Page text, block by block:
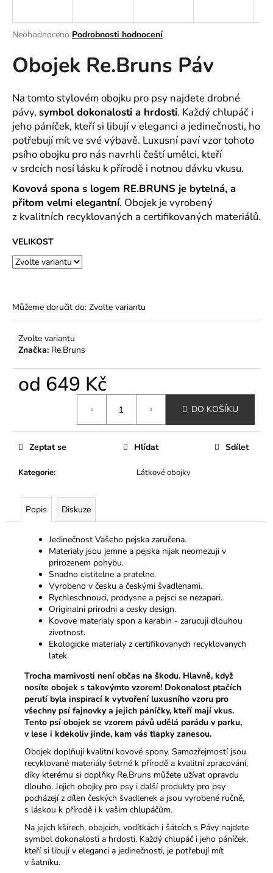
Průměrné
produktu
je
z
5
hvězdiček.
Neohodnoceno Podrobnosti hodnocení
Obojek Re.Bruns Páv
Na tomto stylovém obojku pro psy najdete drobné
pávy, symbol dokonalosti a hrdosti. Každý chlupáč i
jeho páníček, kteří si libují v eleganci a jedinečnosti, ho
potřebují mít ve své výbavě. Luxusní paví vzor tohoto
psího obojku pro nás navrhli čeští umělci, kteří
v srdcích nosí lásku k přírodě i notnou dávku vkusu.
Kovová spona s logem RE.BRUNS je bytelná, a
přitom velmi elegantní. Obojek je vyrobený
z kvalitních recyklovaných a certifikovaných materiálů.
VELIKOST
Můžeme doručit do: Zvolte variantu
Zvolte variantu
Značka: Re.Bruns
od 649 Kč
DO KOŠÍKU
Kategorie: Látkové obojky
Zeptat se Hlídat Sdílet
Popis Diskuze
Jedinečnost Vašeho pejska zaručena.
Materialy jsou jemne a pejska nijak neomezuji v
prirozenem pohybu.
Snadno cistitelne a pratelne.
Vyrobeno v česku a českými švadlenami.
Rychleschnouci, prodysne a pejsci se nezapari.
Originalni prirodni a cesky design.
Kovove materialy spon a karabin - zarucuji dlouhou
zivotnost.
Ekologicke materialy z certifikovanych recyklovanych
latek.
Trocha marnivosti není občas na škodu. Hlavně, když
nosíte obojek s takovýmto vzorem! Dokonalost ptačích
perutí byla inspirací k vytvoření luxusního vzoru pro
všechny psí fajnovky a jejich páníčky, kteří mají vkus.
Tento psí obojek se vzorem pávů udělá parádu v parku,
v lese i kdekoliv jinde, kam vás tlapky zanesou.
Obojek doplňují kvalitní kovové spony. Samozřejmostí jsou
recyklované materiály šetrné k přírodě a kvalitní zpracování,
díky kterému si doplňky Re.Bruns můžete užívat opravdu
dlouho. Jejich obojky pro psy i další produkty pro psy
pocházejí z dílen českých švadlenek a jsou vyrobené ručně,
s láskou k přírodě i k vašim chlupáčům.
Na jejich kšírech, obojcích, vodítkách i šátcích s Pávy najdete
symbol dokonalosti a hrdosti. Každý chlupáč i jeho páníček,
kteří si libují v eleganci a jedinečnosti, je potřebují mít
v šatníku.
j
t
HLEDAT
D
o
p
o
r
u
j
e
e
RESTRUKTURALIZAČNÍ
A
ROZČESÁVACÍ
250ML
260